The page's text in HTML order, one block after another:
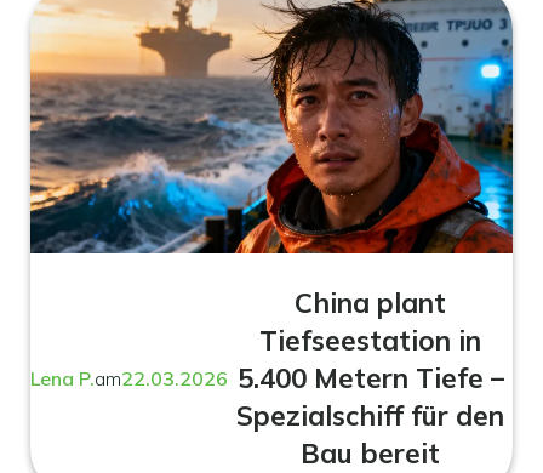
Lena P.am22.03.2026
China plant
Tiefseestation in
5.400 Metern Tiefe –
Spezialschiff für den
Bau bereit